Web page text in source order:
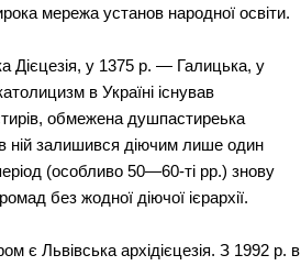
мережа установ народної освіти.
Дієцезія, у 1375 р. — Галицька, у
в Україні існував
обмежена душпастиреька
в ній залишився діючим лише один
(особливо 50—60-ті рр.) знову
без жодної діючої ієрархії.
є Львівська архідієцезія. З 1992 р. в